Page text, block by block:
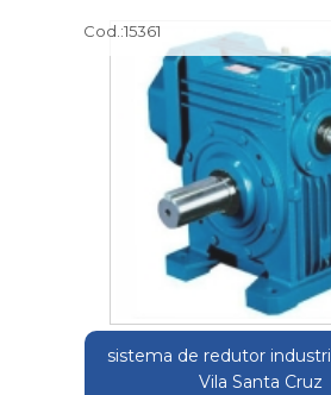
Cod.:15361
sistema de redutor
Vila Santa Cruz